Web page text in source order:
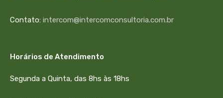
Contato: intercom@intercomconsultoria.com.br
Horários de Atendimento
Segunda a Quinta, das 8hs às 18hs